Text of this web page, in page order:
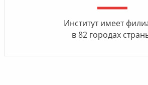
Институт имеет
в 82 городах